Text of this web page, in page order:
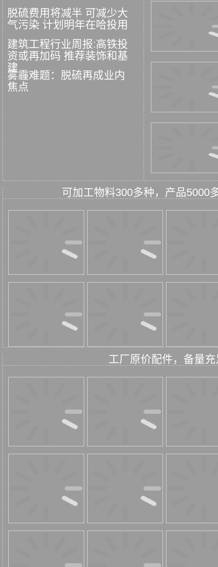
脱硫费用将减半 可减少大
气污染 计划明年在哈投用
建筑工程行业周报:高铁投
资或再加码 推荐装饰和基
建
雾霾难题：脱硫再成业内
焦点
可加工物料300多种，产品5000
工厂原价配件，备量